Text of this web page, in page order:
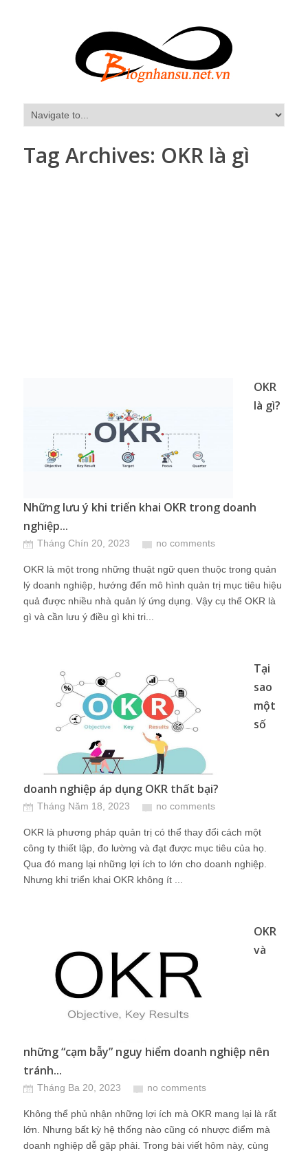
Tag Archives: OKR là gì
OKR
là gì?
Những lưu ý khi triển khai OKR trong doanh
nghiệp...
Tháng Chín 20, 2023 no comments
OKR là một trong những thuật ngữ quen thuộc trong quản
lý doanh nghiệp, hướng đến mô hình quản trị mục tiêu hiệu
quả được nhiều nhà quản lý ứng dụng. Vậy cụ thể OKR là
gì và cần lưu ý điều gì khi tri...
Tại
sao
một
số
doanh nghiệp áp dụng OKR thất bại?
Tháng Năm 18, 2023 no comments
OKR là phương pháp quản trị có thể thay đổi cách một
công ty thiết lập, đo lường và đạt được mục tiêu của họ.
Qua đó mang lại những lợi ích to lớn cho doanh nghiệp.
Nhưng khi triển khai OKR không ít ...
OKR
và
những “cạm bẫy” nguy hiểm doanh nghiệp nên
tránh...
Tháng Ba 20, 2023 no comments
Không thể phủ nhận những lợi ích mà OKR mang lại là rất
lớn. Nhưng bất kỳ hệ thống nào cũng có nhược điểm mà
doanh nghiệp dễ gặp phải. Trong bài viết hôm này, cùng